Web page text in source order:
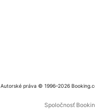
Autorské práva © 1996–2026
Spoločnosť